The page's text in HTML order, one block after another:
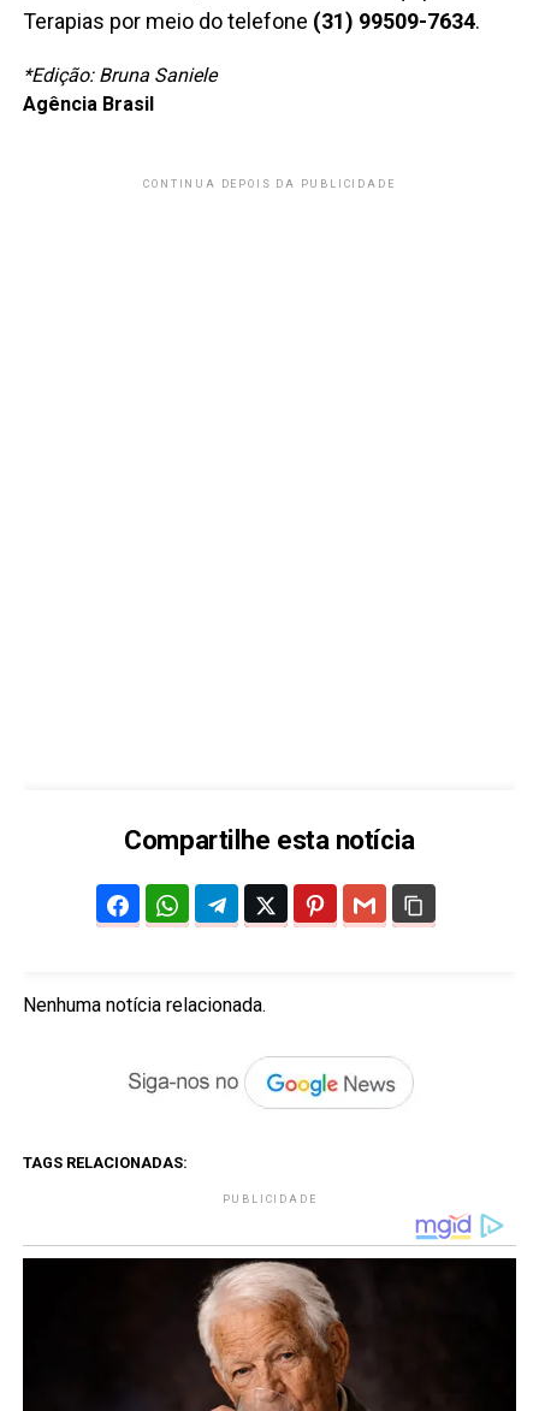
Terapias por meio do telefone (31) 99509-7634.
*Edição: Bruna Saniele
Agência Brasil
CONTINUA DEPOIS DA PUBLICIDADE
Compartilhe esta notícia
Nenhuma notícia relacionada.
TAGS RELACIONADAS:
PUBLICIDADE